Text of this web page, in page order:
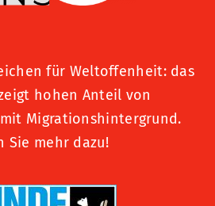
für Weltoffenheit: das
hohen Anteil von
Migrationshintergrund.
Sie mehr dazu!